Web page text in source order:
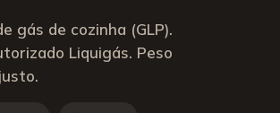
gás de cozinha (GLP).
Liquigás. Peso